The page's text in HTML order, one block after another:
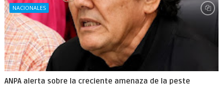
NACIONALES
ANPA alerta sobre la creciente amenaza de la peste